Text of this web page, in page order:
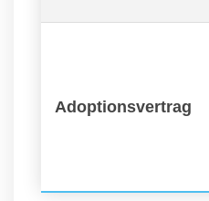
Adoptionsvertrag